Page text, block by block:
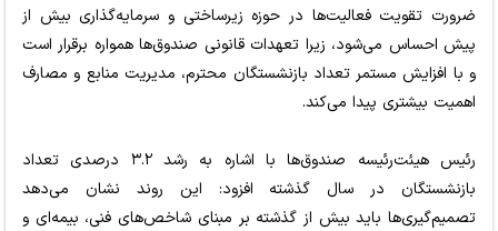
ضرورت تقویت فعالیت‌ها در حوزه زیرساختی و سرمایه‌گذاری بیش از
پیش احساس می‌شود، زیرا تعهدات قانونی صندوق‌ها همواره برقرار است
و با افزایش مستمر تعداد بازنشستگان محترم، مدیریت منابع و مصارف
اهمیت بیشتری پیدا می‌کند.
رئیس هیئت‌رئیسه صندوق‌ها با اشاره به رشد ۳.۲ درصدی تعداد
بازنشستگان در سال گذشته افزود: این روند نشان می‌دهد
تصمیم‌گیری‌ها باید بیش از گذشته بر مبنای شاخص‌های فنی، بیمه‌ای و